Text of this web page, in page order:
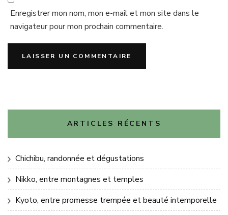
Enregistrer mon nom, mon e-mail et mon site dans le
navigateur pour mon prochain commentaire.
ARTICLES RÉCENTS
Chichibu, randonnée et dégustations
Nikko, entre montagnes et temples
Kyoto, entre promesse trempée et beauté intemporelle